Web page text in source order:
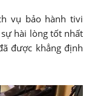
vụ bảo hành tivi
hài lòng tốt nhất
được khẳng định